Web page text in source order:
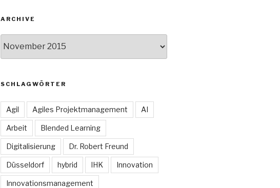
ARCHIVE
SCHLAGWÖRTER
Agil Agiles Projektmanagement AI
Arbeit Blended Learning
Digitalisierung Dr. Robert Freund
Düsseldorf hybrid IHK Innovation
Innovationsmanagement